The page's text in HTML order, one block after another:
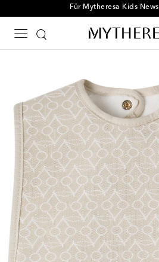
Für Mytheresa Kids